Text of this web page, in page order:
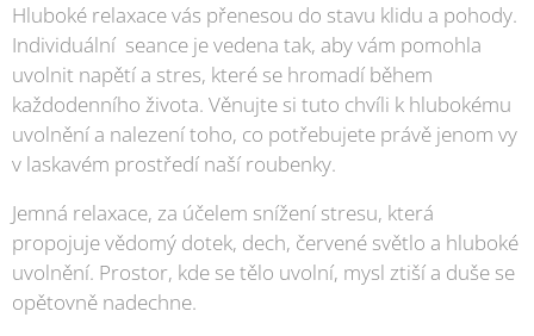
Hluboké relaxace vás přenesou do stavu klidu a pohody.
Individuální seance je vedena tak, aby vám pomohla
uvolnit napětí a stres, které se hromadí během
každodenního života. Věnujte si tuto chvíli k hlubokému
uvolnění a nalezení toho, co potřebujete právě jenom vy
v laskavém prostředí naší roubenky.
Jemná relaxace, za účelem snížení stresu, která
propojuje vědomý dotek, dech, červené světlo a hluboké
uvolnění. Prostor, kde se tělo uvolní, mysl ztiší a duše se
opětovně nadechne.